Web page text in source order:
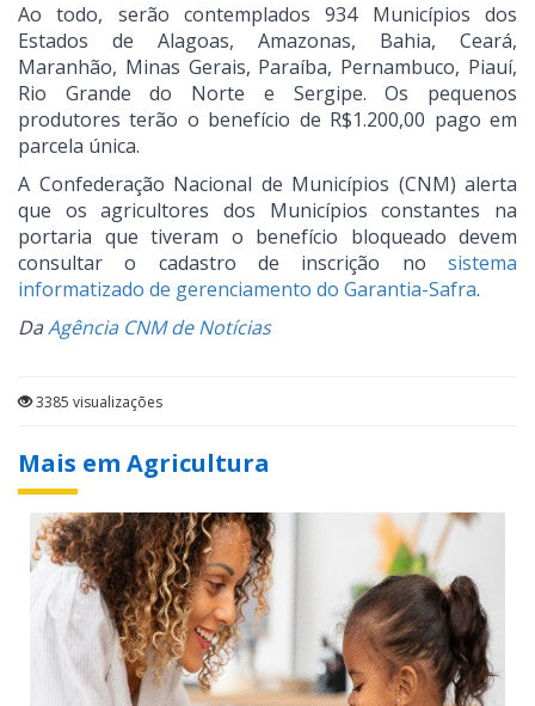
Ao todo, serão contemplados 934 Municípios dos
Estados de Alagoas, Amazonas, Bahia, Ceará,
Maranhão, Minas Gerais, Paraíba, Pernambuco, Piauí,
Rio Grande do Norte e Sergipe. Os pequenos
produtores terão o benefício de R$1.200,00 pago em
parcela única.
A Confederação Nacional de Municípios (CNM) alerta
que os agricultores dos Municípios constantes na
portaria que tiveram o benefício bloqueado devem
consultar o cadastro de inscrição no sistema
informatizado de gerenciamento do Garantia-Safra.
DaAgência CNM de Notícias
3385 visualizações
Mais em Agricultura